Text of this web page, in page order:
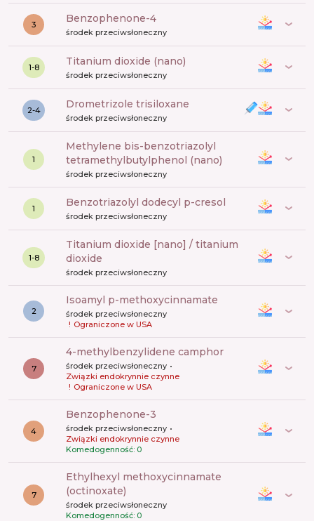
3 benzophenone-4
środek przeciwsłoneczny
1-8 titanium dioxide (nano)
środek przeciwsłoneczny
2-4 drometrizole trisiloxane
środek przeciwsłoneczny
1
methylene bis-benzotriazolyl
tetramethylbutylphenol (nano)
środek przeciwsłoneczny
1 benzotriazolyl dodecyl p-cresol
środek przeciwsłoneczny
1-8
titanium dioxide [nano] / titanium
dioxide
środek przeciwsłoneczny
2
isoamyl p-methoxycinnamate
środek przeciwsłoneczny
! Ograniczone w USA
7
4-methylbenzylidene camphor
środek przeciwsłoneczny
Związki endokrynnie czynne
! Ograniczone w USA
4
benzophenone-3
środek przeciwsłoneczny
Związki endokrynnie czynne
Komedogenność: 0
7
ethylhexyl methoxycinnamate
(octinoxate)
środek przeciwsłoneczny
Komedogenność: 0